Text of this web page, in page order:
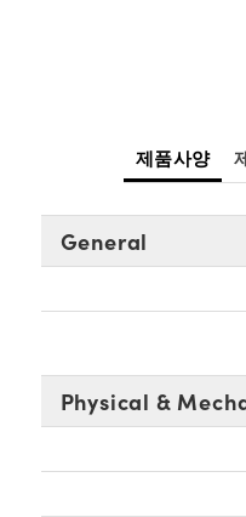
제품사양
General
Physical &